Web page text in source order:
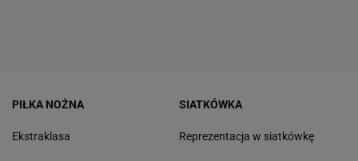
PIŁKA NOŻNA
Ekstraklasa
SIATKÓWKA
Reprezentacja w siatkówkę